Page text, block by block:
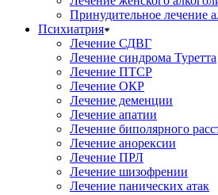
Принудительное лечение
Психиатрия
Лечение СДВГ
Лечение синдрома Туретта
Лечение ПТСР
Лечение ОКР
Лечение деменции
Лечение апатии
Лечение биполярного
Лечение анорексии
Лечение ПРЛ
Лечение шизофрении
Лечение панических атак